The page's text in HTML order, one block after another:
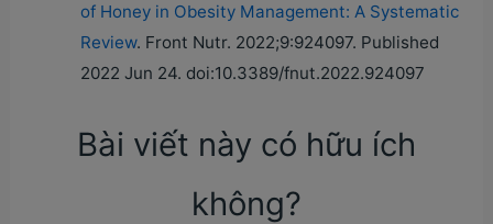
of Honey in Obesity Management: A Systematic
Review. Front Nutr. 2022;9:924097. Published
2022 Jun 24. doi:10.3389/fnut.2022.924097
Bài viết này có hữu ích
không?